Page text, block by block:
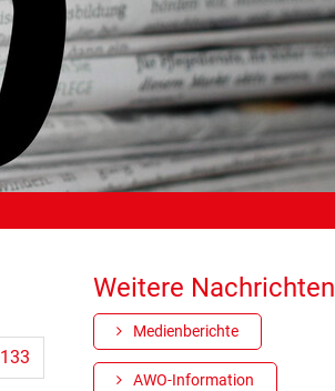
133
Weitere Nachrichten
Medienberichte
AWO-Information